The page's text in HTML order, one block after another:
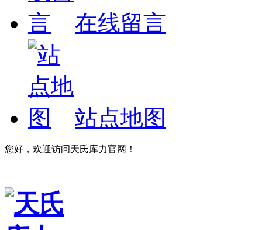
在线留言
站点地图
您好，欢迎访问天氏库力官网！